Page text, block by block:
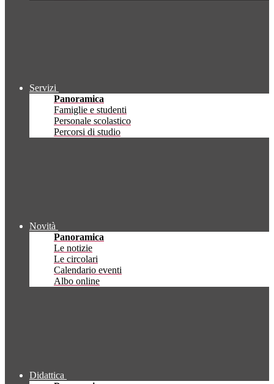
Servizi
Panoramica
Famiglie e studenti
Personale scolastico
Percorsi di studio
Novità
Panoramica
Le notizie
Le circolari
Calendario eventi
Albo online
Didattica